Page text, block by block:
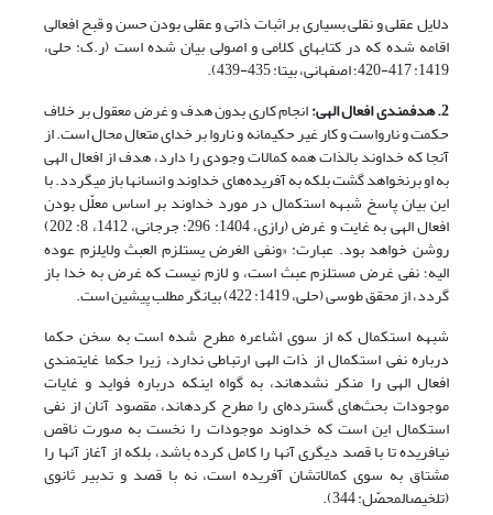
دلایل عقلی و نقلی بسیاری بر اثبات ذاتی و عقلی بودن حسن و قبح افعالی
اقامه شده که در کتاب‎های کلامی و اصولی بیان شده است (ر.ک: حلی،
1419: 417-420؛ اصفهانی، بی‏تا: 435-439).
2. هدفمندی افعال الهی:
انجام کاری بدون هدف و غرض معقول بر خلاف
حکمت و نارواست و کار غیر حکیمانه و ناروا بر خدای متعال محال است. از
آن‎جا که خداوند بالذات همه کمالات وجودی را دارد، هدف از افعال الهی
به او برنخواهد گشت بلکه به آفریده‌های خداوند و انسان‎ها باز می‎گردد. با
این بیان پاسخ شبهه استکمال در مورد خداوند بر اساس معلّل بودن
افعال الهی به غایت و غرض (رازی، 1404: 296؛ جرجانی، 1412، 8: 202)
روشن خواهد بود. عبارت: «ونفی الغرض یستلزم العبث ولایلزم عوده
الیه؛ نفی غرض مستلزم عبث است، و لازم نیست که غرض به خدا باز
گردد، از محقق طوسی (حلی، 1419: 422) بیان‎گر مطلب پیشین است.
شبهه استکمال که از سوی اشاعره مطرح شده است به سخن حکما
درباره نفی استکمال از ذات الهی ارتباطی ندارد، زیرا حکما غایتمندی
افعال الهی را منکر نشده‎اند، به گواه این‎که درباره فواید و غایات
موجودات بحث‌های گسترده‌ای را مطرح کرده‎اند، مقصود آنان از نفی
استکمال این است که خداوند موجودات را نخست به صورت ناقص
نیافریده تا با قصد دیگری آن‎ها را کامل کرده باشد، بلکه از آغاز آن‎ها را
مشتاق به سوی کمالاتشان آفریده است، نه با قصد و تدبیر ثانوی
(تلخیص‏المحصّل: 344).